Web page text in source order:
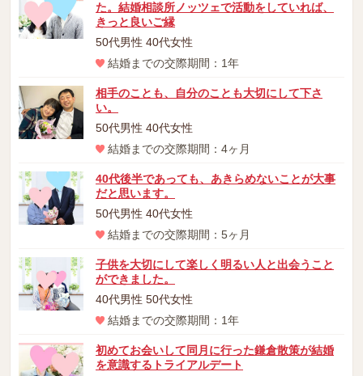
た。結婚相談所ノッツェで活動をしていれば、
きっと良いご縁
50代男性 40代女性
結婚までの交際期間：1年
相手のことも、自分のことも大切にして下さ
い。
50代男性 40代女性
結婚までの交際期間：4ヶ月
40代後半であっても、あきらめないことが大事
だと思います。
50代男性 40代女性
結婚までの交際期間：5ヶ月
子供を大切にして楽しく明るい人と出会うこと
ができました。
40代男性 50代女性
結婚までの交際期間：1年
初めてお会いして同月に行った鎌倉散策が結婚
を意識するトライアルデート